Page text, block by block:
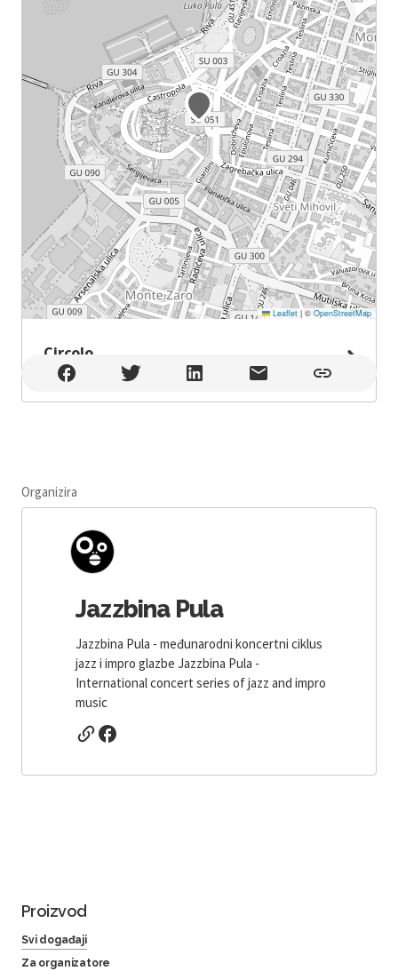
Leaflet |© OpenStreetMap
Circolo
Circolo , Pula
Organizira
Jazzbina Pula
Jazzbina Pula - međunarodni koncertni ciklus
jazz i impro glazbe Jazzbina Pula -
International concert series of jazz and impro
music
Proizvod
Svi događaji
Za organizatore